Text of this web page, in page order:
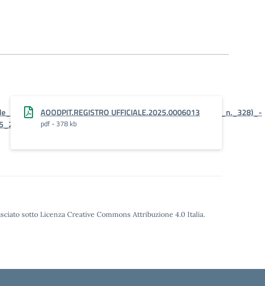
AOODPIT.REGISTRO UFFICIALE.2025.0006013
pdf - 378 kb
sotto Licenza Creative Commons Attribuzione 4.0 Italia.